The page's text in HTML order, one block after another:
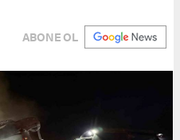
ABONE OL